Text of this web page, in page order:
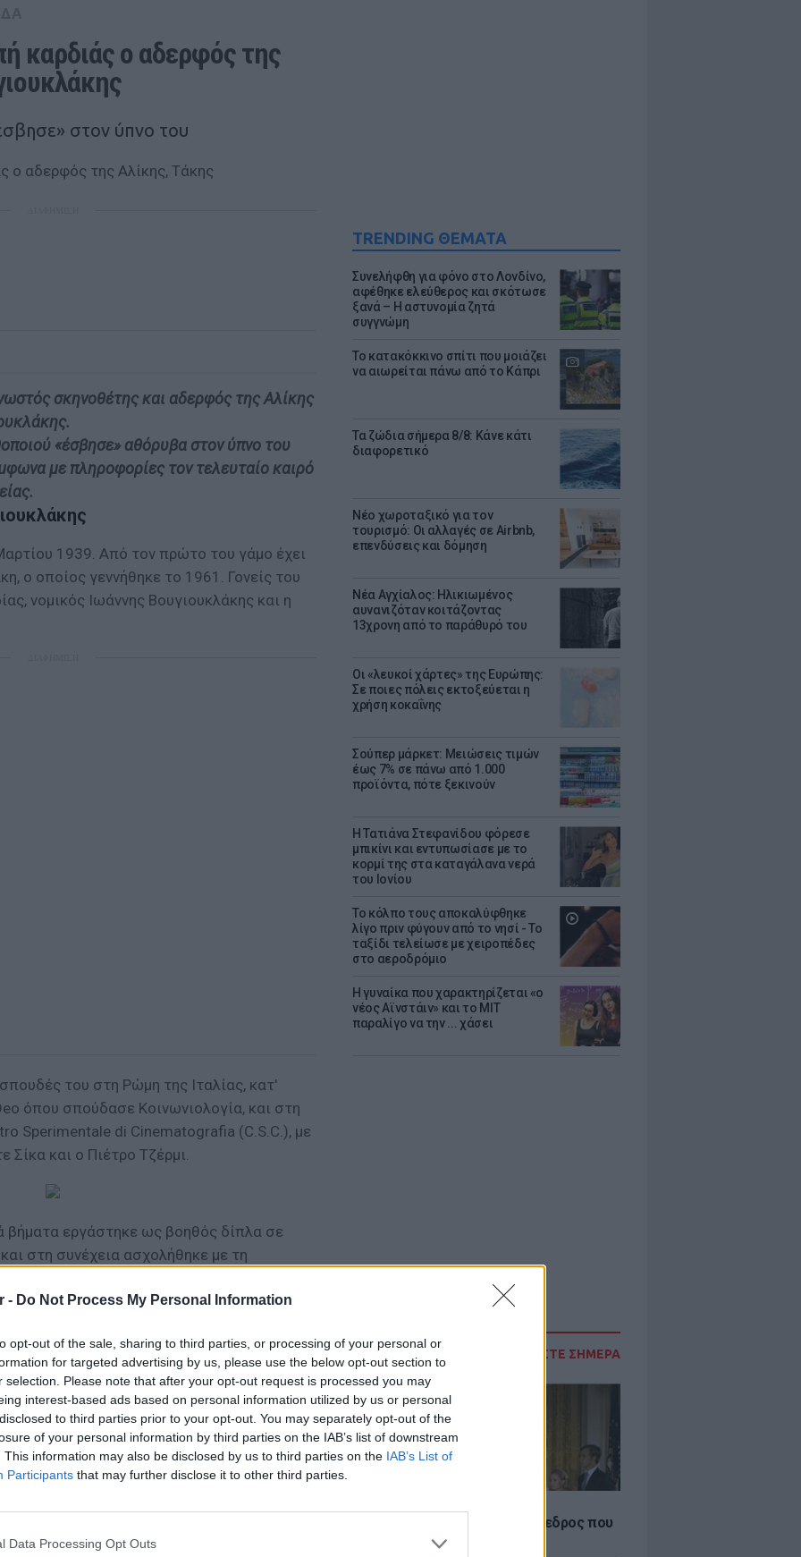
- Do Not Process My Personal Information
opt-out of the sale, sharing to third parties, or processing of your personal or
for targeted advertising by us, please use the below opt-out section to
selection. Please note that after your opt-out request is processed you may
interest-based ads based on personal information utilized by us or personal
to third parties prior to your opt-out. You may separately opt-out of the
of your personal information by third parties on the IAB’s list of downstream
This information may also be disclosed by us to third parties on the IAB’s List of
Participants that may further disclose it to other third parties.
Data Processing Opt Outs
TRENDING ΘΕΜΑΤΑ
Συνελήφθη για φόνο στο Λονδίνο,
αφέθηκε ελεύθερος και σκότωσε
ξανά – Η αστυνομία ζητά
συγγνώμη
Το κατακόκκινο σπίτι που μοιάζει
να αιωρείται πάνω από το Κάπρι
Τα ζώδια σήμερα 8/8: Κάνε κάτι
διαφορετικό
Νέο χωροταξικό για τον
τουρισμό: Οι αλλαγές σε Airbnb,
επενδύσεις και δόμηση
Νέα Αγχίαλος: Ηλικιωμένος
αυνανιζόταν κοιτάζοντας
13χρονη από το παράθυρό του
Οι «λευκοί χάρτες» της Ευρώπης:
Σε ποιες πόλεις εκτοξεύεται η
χρήση κοκαΐνης
Σούπερ μάρκετ: Μειώσεις τιμών
έως 7% σε πάνω από 1.000
προϊόντα, πότε ξεκινούν
Η Τατιάνα Στεφανίδου φόρεσε
μπικίνι και εντυπωσίασε με το
κορμί της στα καταγάλανα νερά
του Ιονίου
Το κόλπο τους αποκαλύφθηκε
λίγο πριν φύγουν από το νησί - Το
ταξίδι τελείωσε με χειροπέδες
στο αεροδρόμιο
Η γυναίκα που χαρακτηρίζεται «ο
νέος Αϊνστάιν» και το MIT
παραλίγο να την ... χάσει
ΔΙΑΒΑΣΤΕ ΣΗΜΕΡΑ
Ο μοναδικός Αμερικανός πρόεδρος που
έχει παραιτηθεί
καρδιάς ο αδερφός της
στον ύπνο του
σκηνοθέτης και αδερφός της Αλίκης
«έσβησε» αθόρυβα στον ύπνο του
με πληροφορίες τον τελευταίο καιρό
1939. Από τον πρώτο του γάμο έχει
ο οποίος γεννήθηκε το 1961. Γονείς του
νομικός Ιωάννης Βουγιουκλάκης και η
του στη Ρώμη της Ιταλίας, κατ'
όπου σπούδασε Κοινωνιολογία, και στη
Sperimentale di Cinematografia (C.S.C.), με
Σίκα και ο Πιέτρο Τζέρμι.
βήματα εργάστηκε ως βοηθός δίπλα σε
στη συνέχεια ασχολήθηκε με τη
Δαμασκηνός - Μιχαηλίδης & Φίνος
κινηματογράφου.